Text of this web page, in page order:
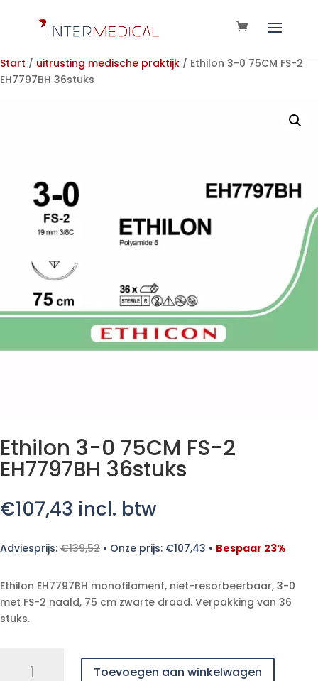
Start / uitrusting medische praktijk / Ethilon 3-0 75CM FS-2
EH7797BH 36stuks
Ethilon 3-0 75CM FS-2
EH7797BH 36stuks
€107,43 incl. btw
Adviesprijs: €139,52 • Onze prijs: €107,43 • Bespaar 23%
Ethilon EH7797BH monofilament, niet-resorbeerbaar, 3-0
met FS-2 naald, 75 cm zwarte draad. Verpakking van 36
stuks.
Toevoegen aan winkelwagen